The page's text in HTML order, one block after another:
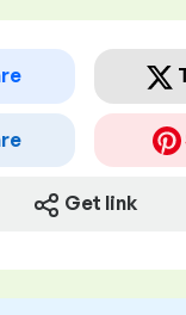
Get link